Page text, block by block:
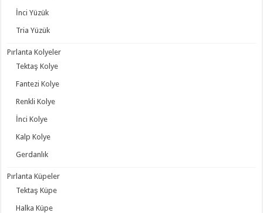
İnci Yüzük
Tria Yüzük
Pırlanta Kolyeler
Tektaş Kolye
Fantezi Kolye
Renkli Kolye
İnci Kolye
Kalp Kolye
Gerdanlık
Pırlanta Küpeler
Tektaş Küpe
Halka Küpe